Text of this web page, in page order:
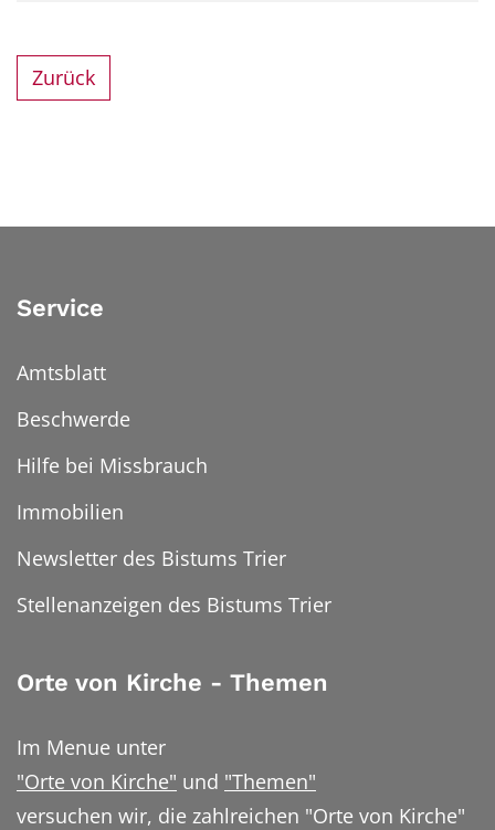
Zurück
Service
Amtsblatt
Beschwerde
Hilfe bei Missbrauch
Immobilien
Newsletter des Bistums Trier
Stellenanzeigen des Bistums Trier
Orte von Kirche - Themen
Im Menue unter
"Orte von Kirche" und "Themen"
versuchen wir, die zahlreichen "Orte von Kirche"